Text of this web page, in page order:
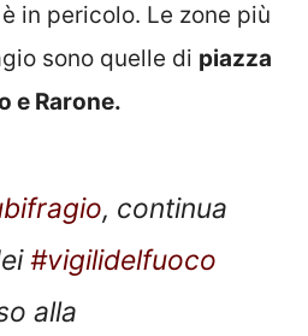
in pericolo. Le zone più
sono quelle di piazza
e Rarone.
, continua
#vigilidelfuoco
alla